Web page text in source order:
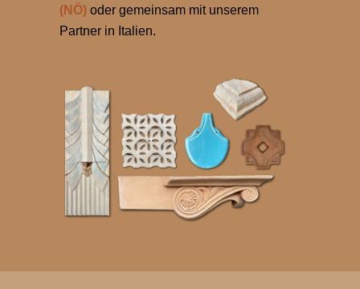
(NÖ) oder gemeinsam mit unserem
Partner in Italien.